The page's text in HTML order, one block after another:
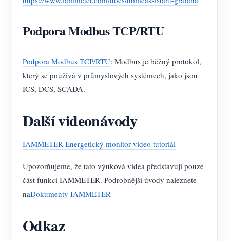
Podpora Modbus TCP/RTU
Podpora Modbus TCP/RTU: Modbus je běžný protokol,
který se používá v průmyslových systémech, jako jsou
ICS, DCS, SCADA.
Další videonávody
IAMMETER Energetický monitor video tutoriál
Upozorňujeme, že tato výuková videa představují pouze
část funkcí IAMMETER. Podrobnější úvody naleznete
naDokumenty IAMMETER
Odkaz